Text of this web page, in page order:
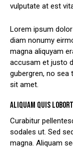
vulputate at est
Lorem ipsum
diam nonumy
magna aliquyam
accusam et justo
gubergren, no
sit amet.
ALIQUAM QUIS
Curabitur
sodales ut. Sed
magna. Aliquam